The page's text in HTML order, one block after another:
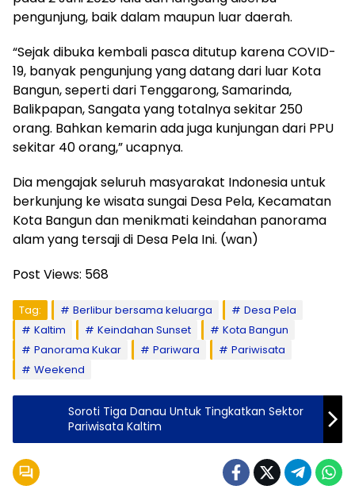
pengunjung, baik dalam maupun luar daerah.
“Sejak dibuka kembali pasca ditutup karena COVID-
19, banyak pengunjung yang datang dari luar Kota
Bangun, seperti dari Tenggarong, Samarinda,
Balikpapan, Sangata yang totalnya sekitar 250
orang. Bahkan kemarin ada juga kunjungan dari PPU
sekitar 40 orang,” ucapnya.
Dia mengajak seluruh masyarakat Indonesia untuk
berkunjung ke wisata sungai Desa Pela, Kecamatan
Kota Bangun dan menikmati keindahan panorama
alam yang tersaji di Desa Pela Ini. (wan)
Post Views: 568
Tag: Berlibur bersama keluarga
Desa Pela
Kaltim
Keindahan Sunset
Kota Bangun
Panorama Kukar
Pariwara
Pariwisata
Weekend
Soroti Tiga Danau Untuk Tingkatkan Sektor
Pariwisata Kaltim